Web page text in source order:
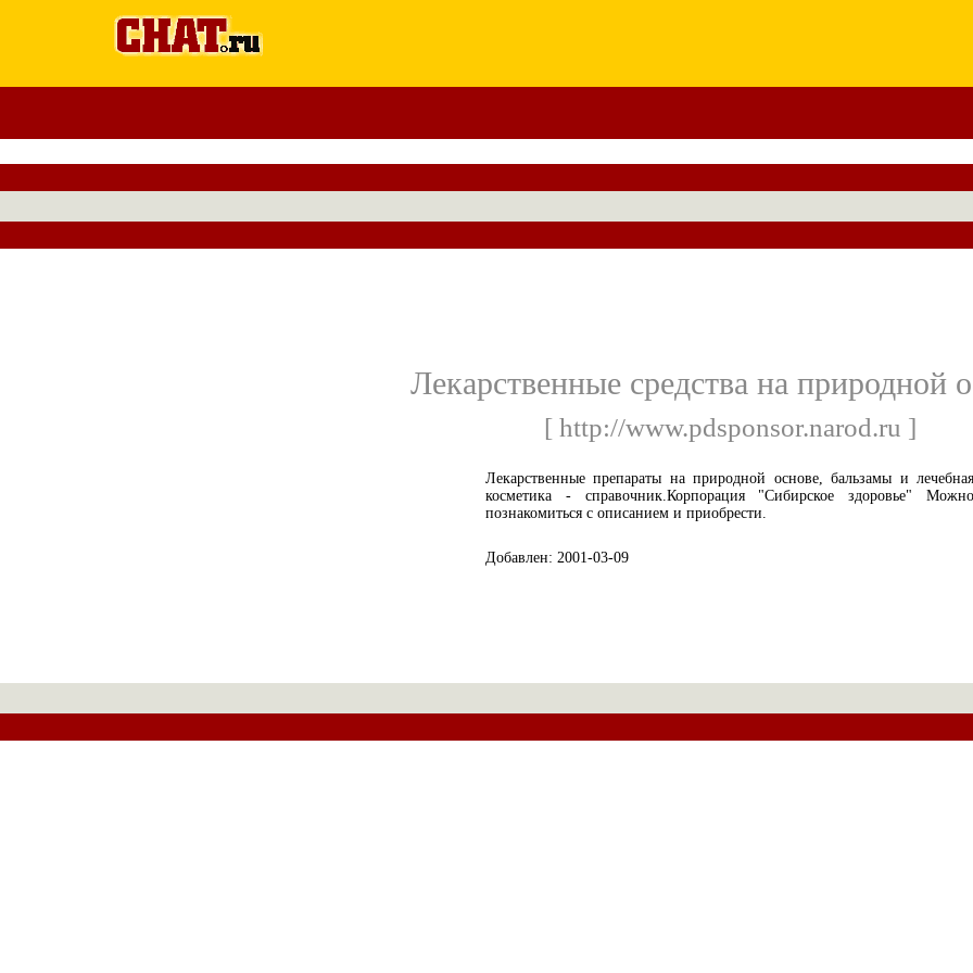
Лекарственные средства на природной
[ http://www.pdsponsor.narod.ru ]
Лекарственные препараты на природной основе, бальзамы и лечебная
косметика - справочник.Корпорация "Сибирское здоровье" Можно
познакомиться с описанием и приобрести.
Добавлен: 2001-03-09